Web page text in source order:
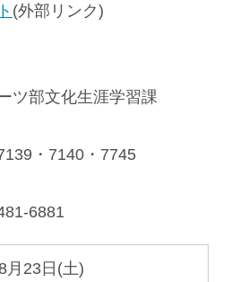
(外部リンク)
ツ部文化生涯学習課
・7140・7745
6881
月23日(土)